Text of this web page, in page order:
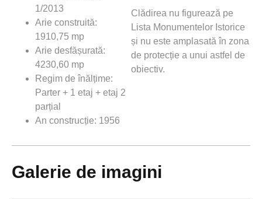
1/2013
Arie construită:
1910,75 mp
Arie desfășurată:
4230,60 mp
Regim de înălțime:
Parter + 1 etaj + etaj 2
parțial
An construcție: 1956
Clădirea nu figurează pe
Lista Monumentelor Istorice
și nu este amplasată în zona
de protecție a unui astfel de
obiectiv.
Galerie de imagini